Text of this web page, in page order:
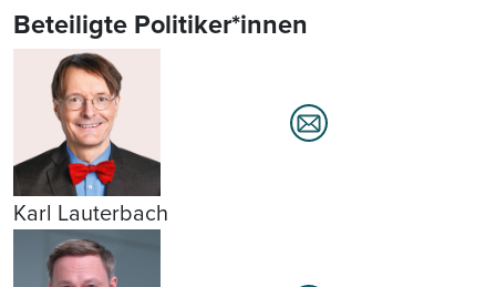
Beteiligte Politiker*innen
Karl Lauterbach